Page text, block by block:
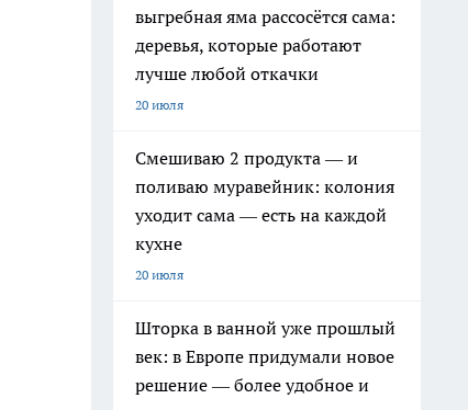
выгребная яма рассосётся сама:
деревья, которые работают
лучше любой откачки
20 июля
Смешиваю 2 продукта — и
поливаю муравейник: колония
уходит сама — есть на каждой
кухне
20 июля
Шторка в ванной уже прошлый
век: в Европе придумали новое
решение — более удобное и